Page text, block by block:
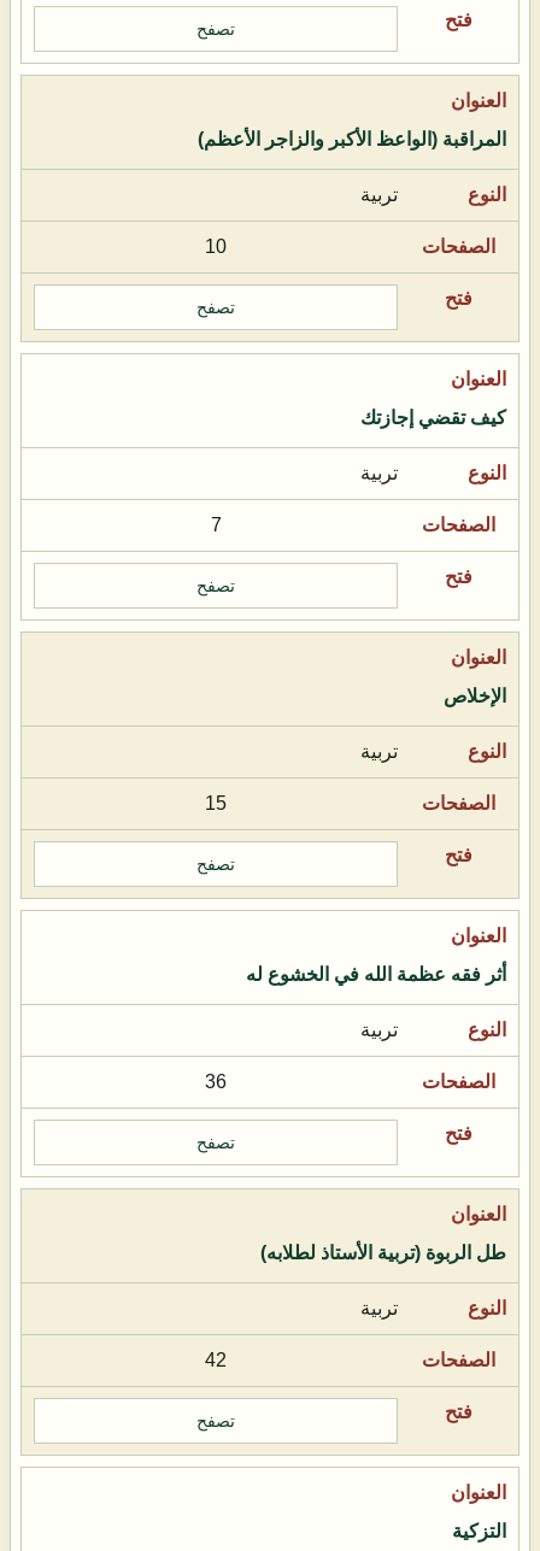
تصفح
المراقبة (الواعظ الأكبر والزاجر الأعظم)
تربية
10
تصفح
كيف تقضي إجازتك
تربية
7
تصفح
الإخلاص
تربية
15
تصفح
أثر فقه عظمة الله في الخشوع له
تربية
36
تصفح
طل الربوة (تربية الأستاذ لطلابه)
تربية
42
تصفح
التزكية